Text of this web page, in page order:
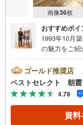
画像36枚
おすすめポイ
1993年10月
の魅力をご
居心地の良い
る全居室6
ミニキッチン
できる浴室乾
ています。
徒歩約3分
ゴールド推奨店
ベストセレクト 朝霞
4.78
資